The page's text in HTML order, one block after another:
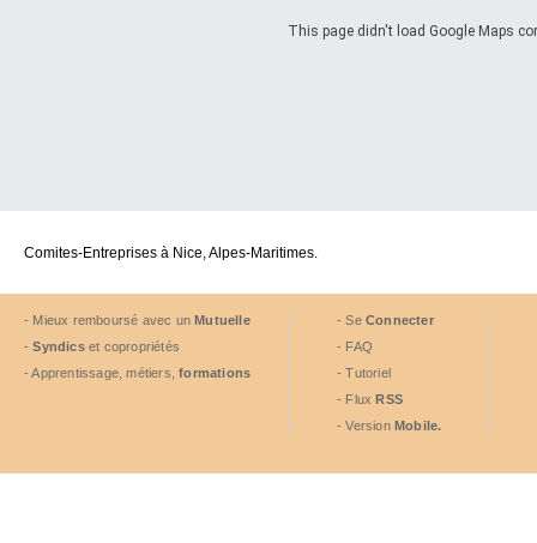
This page didn't load Google Maps
Comites-Entreprises à Nice, Alpes-Maritimes.
- Mieux remboursé avec unMutuelle
-Syndicset copropriétés
- Apprentissage, métiers,formations
- Se Connecter
- FAQ
- Tutoriel
- FluxRSS
- Version Mobile.